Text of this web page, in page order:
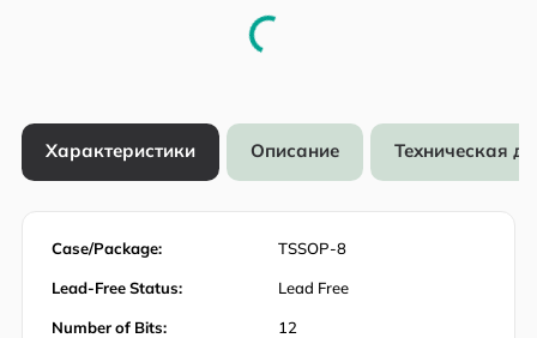
Характеристики Описание Техническая
Case/Package: TSSOP-8
Lead-Free Status: Lead Free
Number of Bits: 12